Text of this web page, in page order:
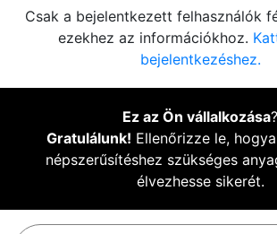
Csak a bejelentkezett felhasználók
ezekhez az információkhoz.
bejelentkezéshez.
Ez az Ön vállalkozása?
Gratulálunk! Ellenőrizze le,
népszerűsítéshez szükséges
élvezhesse sikerét.